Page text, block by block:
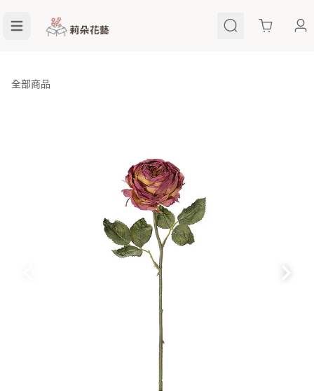
Cart
全部商品